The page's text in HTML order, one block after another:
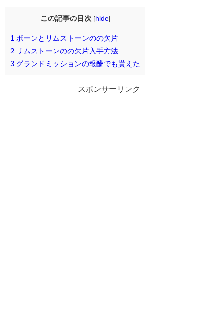
この記事の目次 [hide]
1 ポーンとリムストーンのの欠片
2 リムストーンのの欠片入手方法
3 グランドミッションの報酬でも貰えた
スポンサーリンク